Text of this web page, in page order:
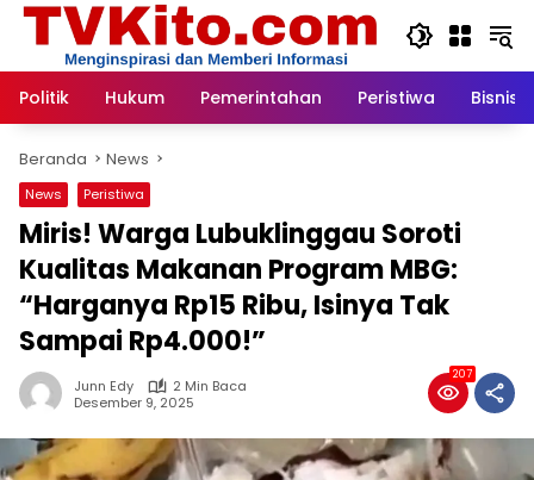
Langsung
Politik
Hukum Pemerintahan Peristiwa Bisnis
Beranda News
News Peristiwa
Miris! Warga Lubuklinggau Soroti
Kualitas Makanan Program MBG:
“Harganya Rp15 Ribu, Isinya Tak
Sampai Rp4.000!”
Junn Edy
2 Min Baca
Desember 9, 2025
207